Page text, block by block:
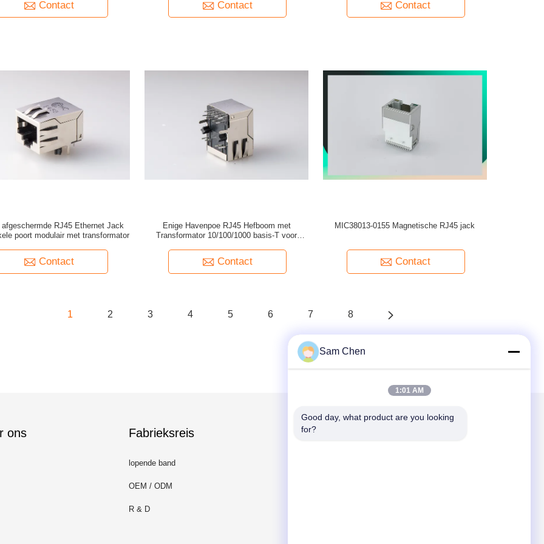
Contact Contact Contact
afgeschermde RJ45 Ethernet Jack
poort modulair met transformator
Contact
Enige Havenpoe RJ45 Hefboom met
Transformator 10/100/1000 basis-T voor
Contact
MIC38013-0155 Magnetische RJ45 jack
Contact
1 2 3 4 5 6 7 8
ons Fabrieksreis
lopende band
OEM / ODM
R & D
Mail ons
Sam Chen
1:01 AM
Good day, what product are you looking
for?